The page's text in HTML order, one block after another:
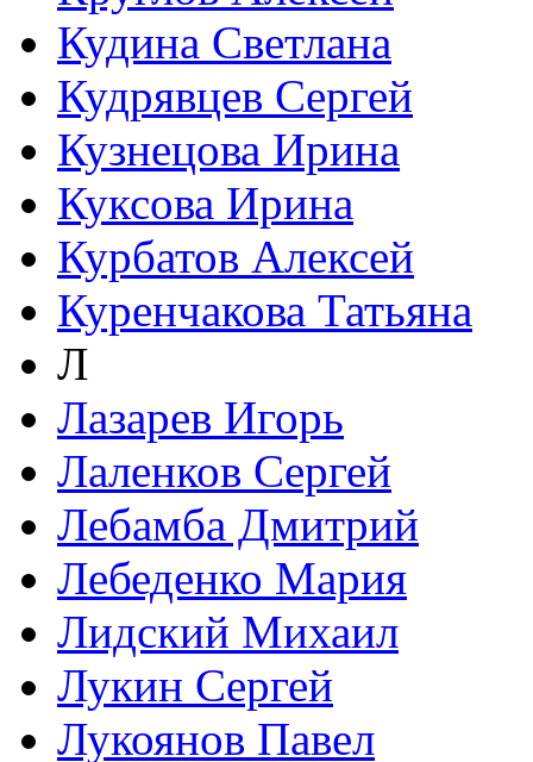
Кудина Светлана
Кудрявцев Сергей
Кузнецова Ирина
Куксова Ирина
Курбатов Алексей
Куренчакова Татьяна
Л
Лазарев Игорь
Лаленков Сергей
Лебамба Дмитрий
Лебеденко Мария
Лидский Михаил
Лукин Сергей
Лукоянов Павел